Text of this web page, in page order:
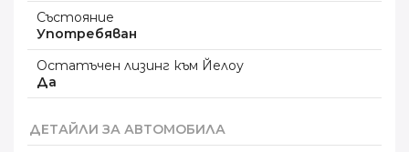
Състояние
Употребяван
Остатъчен лизинг към Йелоу
Да
ДЕТАЙЛИ ЗА АВТОМОБИЛА